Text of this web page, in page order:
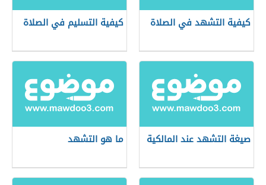
كيفية التشهد في الصلاة كيفية التسليم في الصلاة
صيغة التشهد عند المالكية ما هو التشهد